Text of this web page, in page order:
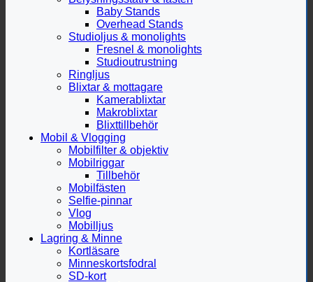
Baby Stands
Overhead Stands
Studioljus & monolights
Fresnel & monolights
Studioutrustning
Ringljus
Blixtar & mottagare
Kamerablixtar
Makroblixtar
Blixttillbehör
Mobil & Vlogging
Mobilfilter & objektiv
Mobilriggar
Tillbehör
Mobilfästen
Selfie-pinnar
Vlog
Mobilljus
Lagring & Minne
Kortläsare
Minneskortsfodral
SD-kort